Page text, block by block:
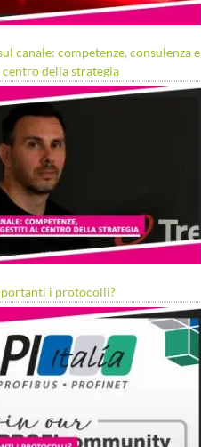
canale: competenze, consulenza e
della strategia
i protocolli?